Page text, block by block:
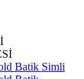
Batik Simli